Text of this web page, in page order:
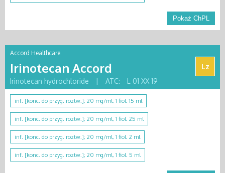
Pokaż ChPL
Accord Healthcare
Irinotecan Accord
Lz
Irinotecan hydrochloride
| ATC: L 01 XX 19
inf. [konc. do przyg. roztw.]; 20 mg/ml, 1 fiol. 15 ml
inf. [konc. do przyg. roztw.]; 20 mg/ml, 1 fiol. 25 ml
inf. [konc. do przyg. roztw.]; 20 mg/ml, 1 fiol. 2 ml
inf. [konc. do przyg. roztw.]; 20 mg/ml, 1 fiol. 5 ml